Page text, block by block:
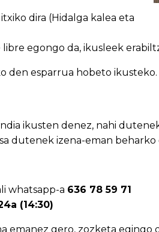
dira (Hidalga kalea eta
egongo da, ikusleek
den esparrua hobeto ikusteko.
ikusten denez, nahi
dutenek izena-eman beharko
whatsapp-a 636 78 59 71
(14:30)
emanez gero, zozketa egingo